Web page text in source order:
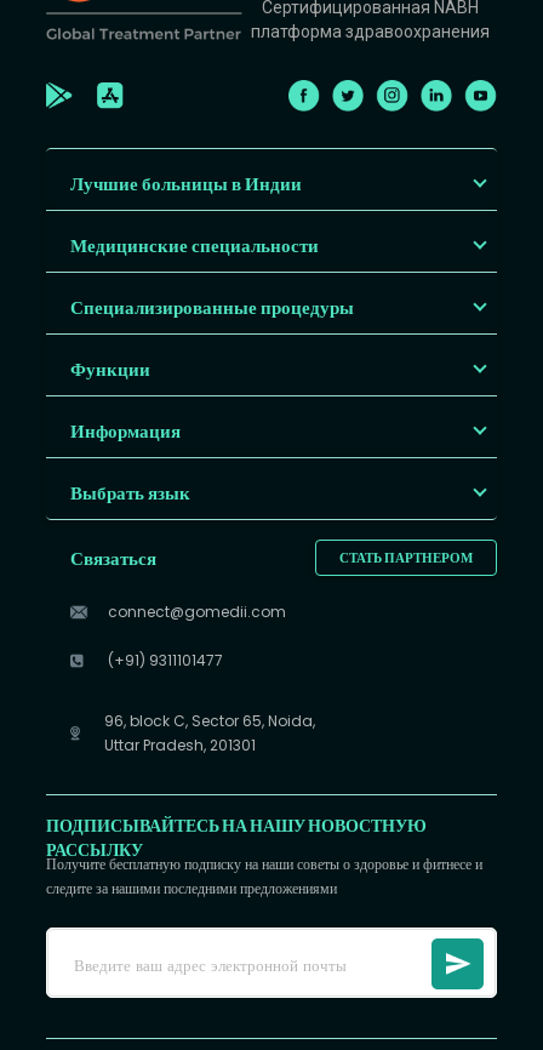
Сертифицированная NABH
платформа здравоохранения
Лучшие больницы в Индии
Медицинские специальности
Специализированные процедуры
Функции
Информация
Выбрать язык
СТАТЬ ПАРТНЕРОМ
Связаться
connect@gomedii.com
(+91) 9311101477
96, block C, Sector 65, Noida,
Uttar Pradesh, 201301
ПОДПИСЫВАЙТЕСЬ НА НАШУ НОВОСТНУЮ
РАССЫЛКУ
Получите бесплатную подписку на наши советы о здоровье и фитнесе и
следите за нашими последними предложениями